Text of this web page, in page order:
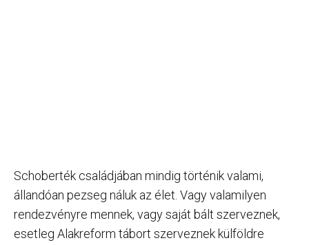
Schoberték családjában mindig történik valami,
állandóan pezseg náluk az élet. Vagy valamilyen
rendezvényre mennek, vagy saját bált szerveznek,
esetleg Alakreform tábort szerveznek külföldre